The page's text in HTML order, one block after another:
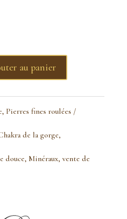
au panier
, Pierres fines roulées
de la gorge,
douce, Minéraux, vente de